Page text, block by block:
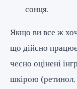
сонця.
Якщо ви все ж
що дійсно
чесно оцінені
шкірою (ретинол,